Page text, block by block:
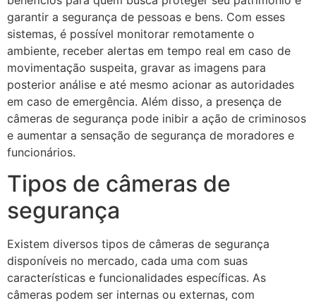
garantir a segurança de pessoas e bens. Com esses
sistemas, é possível monitorar remotamente o
ambiente, receber alertas em tempo real em caso de
movimentação suspeita, gravar as imagens para
posterior análise e até mesmo acionar as autoridades
em caso de emergência. Além disso, a presença de
câmeras de segurança pode inibir a ação de criminosos
e aumentar a sensação de segurança de moradores e
funcionários.
Tipos de câmeras de
segurança
Existem diversos tipos de câmeras de segurança
disponíveis no mercado, cada uma com suas
características e funcionalidades específicas. As
câmeras podem ser internas ou externas, com